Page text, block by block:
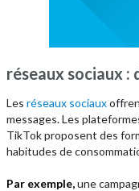
réseaux sociaux :
Les réseaux sociaux
messages. Les
TikTok proposent des
habitudes de
Par exemple,une